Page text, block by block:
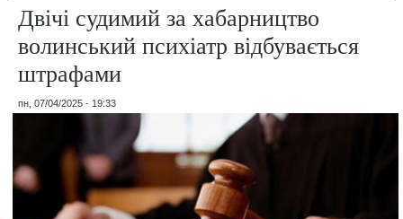
Двічі судимий за хабарництво
волинський психіатр відбувається
штрафами
пн, 07/04/2025 - 19:33